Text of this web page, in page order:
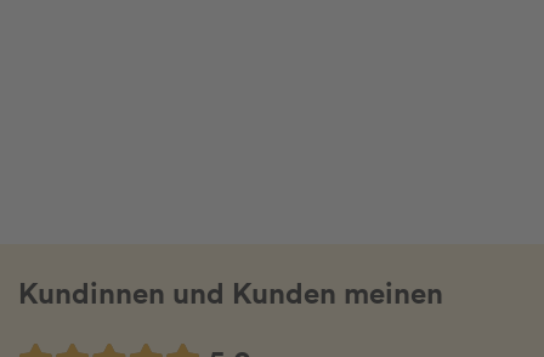
Kundinnen und Kunden meinen